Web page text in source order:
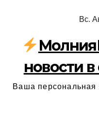
содержимому
Вс.
новости
Ваша персональная